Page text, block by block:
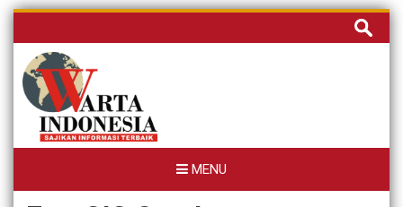
Skip
content
Cari
untuk:
MENU